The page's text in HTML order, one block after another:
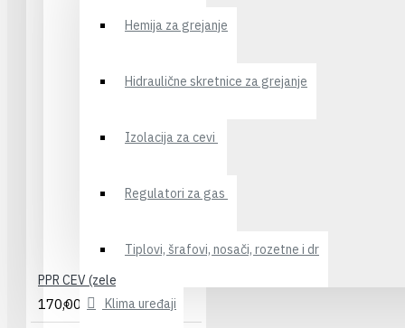
Hemija za grejanje
Hidraulične skretnice za grejanje
Izolacija za cevi
Regulatori za gas
Tiplovi, šrafovi, nosači, rozetne i dr
Klima uređaji
170,00RSD